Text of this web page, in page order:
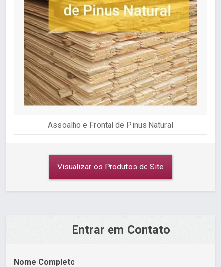
Assoalho e Frontal de Pinus Natural
Visualizar os Produtos do Site
Entrar em Contato
Nome Completo